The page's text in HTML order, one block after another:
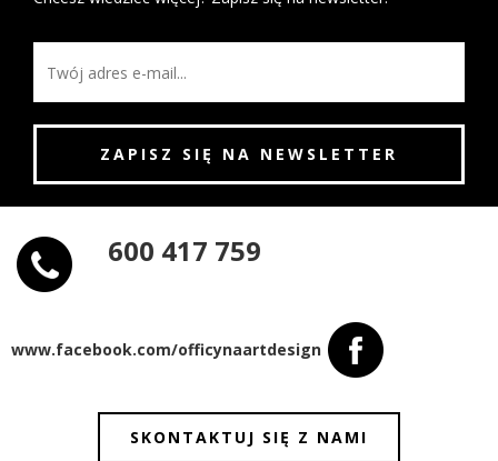
600 417 759
www.facebook.com/officynaartdesign
SKONTAKTUJ SIĘ Z NAMI